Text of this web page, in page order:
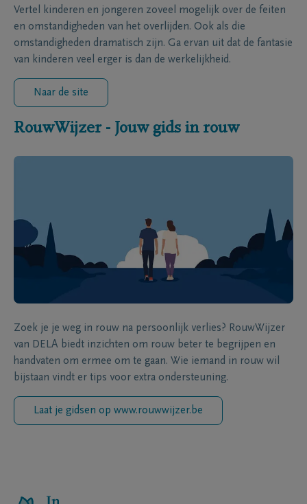
Vertel kinderen en jongeren zoveel mogelijk over de feiten
en omstandigheden van het overlijden. Ook als die
omstandigheden dramatisch zijn. Ga ervan uit dat de fantasie
van kinderen veel erger is dan de werkelijkheid.
Naar de site
RouwWijzer - Jouw gids in rouw
Zoek je je weg in rouw na persoonlijk verlies? RouwWijzer
van DELA biedt inzichten om rouw beter te begrijpen en
handvaten om ermee om te gaan. Wie iemand in rouw wil
bijstaan vindt er tips voor extra ondersteuning.
Laat je gidsen op www.rouwwijzer.be